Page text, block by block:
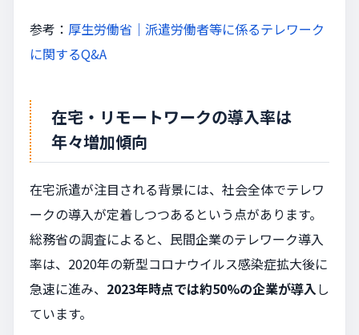
参考： 厚生労働省｜派遣労働者等に係るテレワーク
に関するQ&A
在宅・リモートワークの導入率は
年々増加傾向
在宅派遣が注目される背景には、社会全体でテレワ
ークの導入が定着しつつあるという点があります。
総務省の調査によると、民間企業のテレワーク導入
率は、2020年の新型コロナウイルス感染症拡大後に
急速に進み、 2023年時点では約50%の企業が導入し
ています。